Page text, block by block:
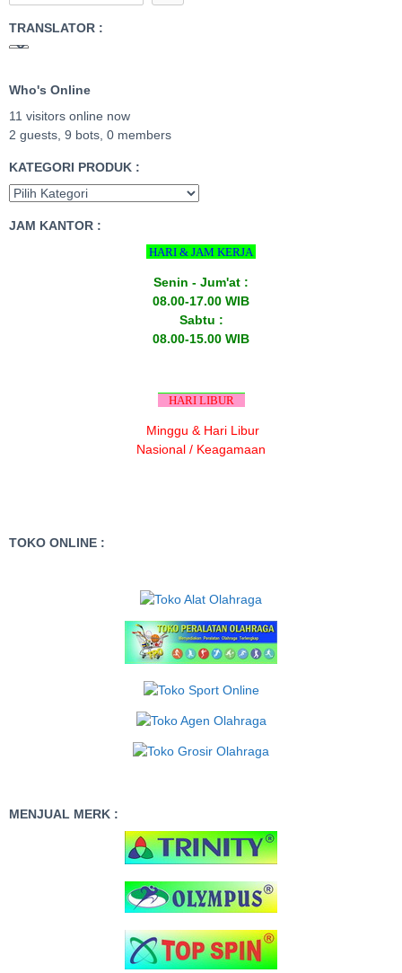
TRANSLATOR :
Who's Online
11 visitors online now
2 guests, 9 bots, 0 members
KATEGORI PRODUK :
JAM KANTOR :
HARI & JAM KERJA
Senin - Jum'at :
08.00-17.00 WIB
Sabtu :
08.00-15.00 WIB
HARI LIBUR
Minggu & Hari Libur
Nasional / Keagamaan
TOKO ONLINE :
MENJUAL MERK :